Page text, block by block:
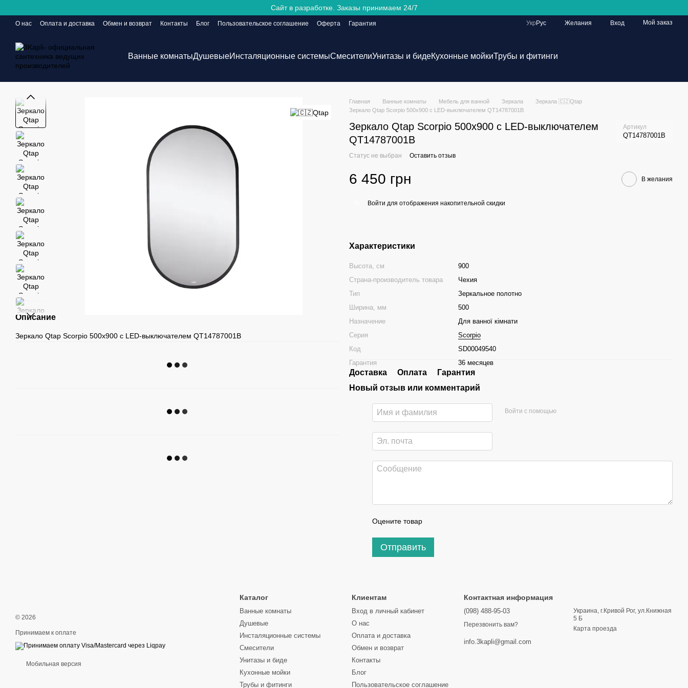
Сайт в разработке. Заказы принимаем 24/7
О нас Оплата и доставка Обмен и возврат Контакты Блог Пользовательское соглашение Оферта
Гарантия
Укр Рус Желания Вход Мой заказ
Ванные комнатыДушевыеИнсталяционные системыСмесителиУнитазы и бидеКухонные мойкиТрубы и фитинги
Описание
Зеркало Qtap Scorpio 500х900 с LED-выключателем QT14787001B
Главная Ванные комнаты Мебель для ванной Зеркала
Зеркала 🇨🇿Qtap
Зеркало Qtap Scorpio 500х900 с LED-выключателем QT14787001B
Зеркало Qtap Scorpio 500х900 с LED-выключателем
QT14787001B
Артикул
QT14787001B
Статус не выбран Оставить отзыв
6 450 грн В желания
Войти для отображения накопительной скидки
Характеристики
Высота, см
900
Страна-производитель товара
Чехия
Тип
Зеркальное полотно
Ширина, мм
500
Назначение
Для ванної кімнати
Серия
Scorpio
Код
SD00049540
Гарантия
36 месяцев
Доставка Оплата
Гарантия
Новый отзыв или комментарий
Войти с помощью
Оцените товар
Отправить
© 2026
Принимаем к оплате
Мобильная версия
Каталог
Ванные комнаты
Душевые
Инсталяционные системы
Смесители
Унитазы и биде
Кухонные мойки
Трубы и фитинги
Клиентам
Вход в личный кабинет
О нас
Оплата и доставка
Обмен и возврат
Контакты
Блог
Пользовательское соглашение
Контактная информация
(098) 488-95-03
Перезвонить вам?
info.3kapli@gmail.com
Украина, г.Кривой Рог, ул.Книжная
5 Б
Карта проезда